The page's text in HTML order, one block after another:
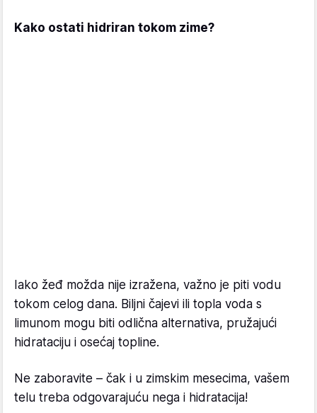
Kako ostati hidriran tokom zime?
Iako žeđ možda nije izražena, važno je piti vodu
tokom celog dana. Biljni čajevi ili topla voda s
limunom mogu biti odlična alternativa, pružajući
hidrataciju i osećaj topline.
Ne zaboravite – čak i u zimskim mesecima, vašem
telu treba odgovarajuću nega i hidratacija!